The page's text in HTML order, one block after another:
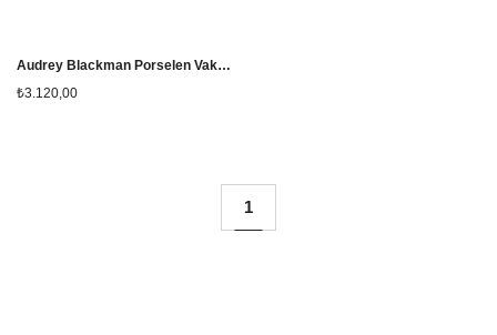
Audrey Blackman Porselen Vakum Çamuru 12,5kg
₺3.120,00
1